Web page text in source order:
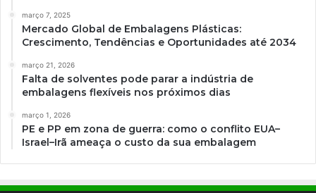
março 7, 2025
Mercado Global de Embalagens Plásticas:
Crescimento, Tendências e Oportunidades até 2034
março 21, 2026
Falta de solventes pode parar a indústria de
embalagens flexíveis nos próximos dias
março 1, 2026
PE e PP em zona de guerra: como o conflito EUA–
Israel–Irã ameaça o custo da sua embalagem